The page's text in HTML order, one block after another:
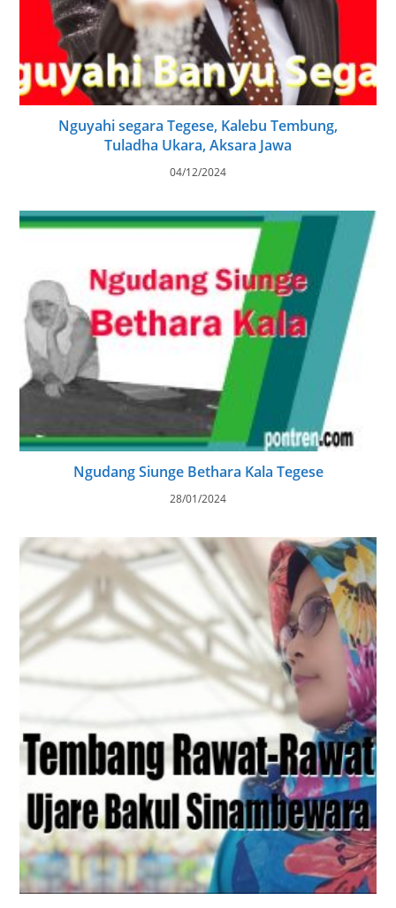
Nguyahi segara Tegese, Kalebu Tembung,
Tuladha Ukara, Aksara Jawa
04/12/2024
Ngudang Siunge Bethara Kala Tegese
28/01/2024